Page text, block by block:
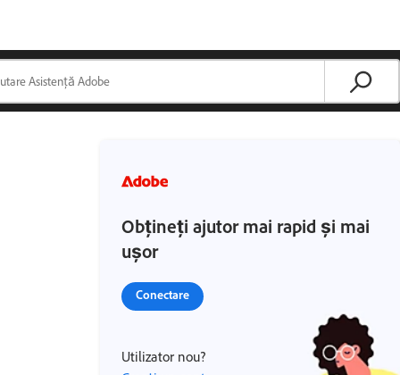
Obțineți ajutor mai rapid și mai
ușor
Conectare
Utilizator nou?